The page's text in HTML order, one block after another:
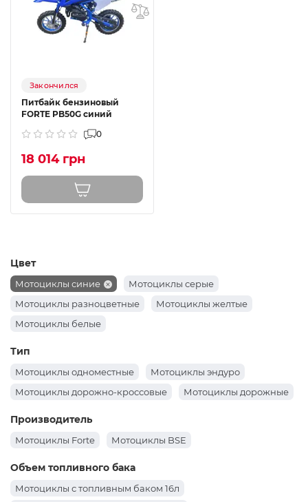
Закончился
Питбайк бензиновый
FORTE PB50G синий
0
18 014 грн
Цвет
Мотоциклы синие
Мотоциклы серые
Мотоциклы разноцветные
Мотоциклы желтые
Мотоциклы белые
Тип
Мотоциклы одноместные
Мотоциклы эндуро
Мотоциклы дорожно-кроссовые
Мотоциклы дорожные
Производитель
Мотоциклы Forte Мотоциклы BSE
Объем топливного бака
Мотоциклы с топливным баком 16л